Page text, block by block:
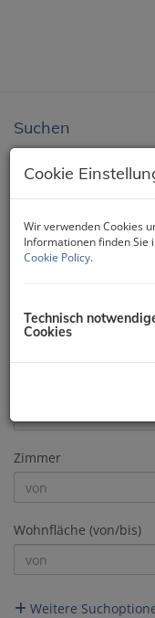
Suchen
Objektnummer
Vermarktungsart
Objektart
Zimmer
Wohnfläche (von/bis)
Weitere
Cookie
Wir verwenden Cookies
Informationen finden Sie
Cookie Policy.
Technisch
Cookies